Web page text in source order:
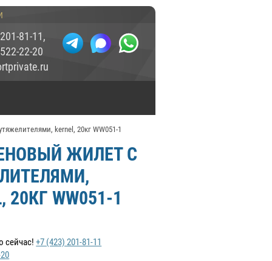
81-11,
22-20
kernel, 20кг WW051-1
ЖИЛЕТ С
20КГ WW051-1
сейчас! +7 (423) 201-81-11